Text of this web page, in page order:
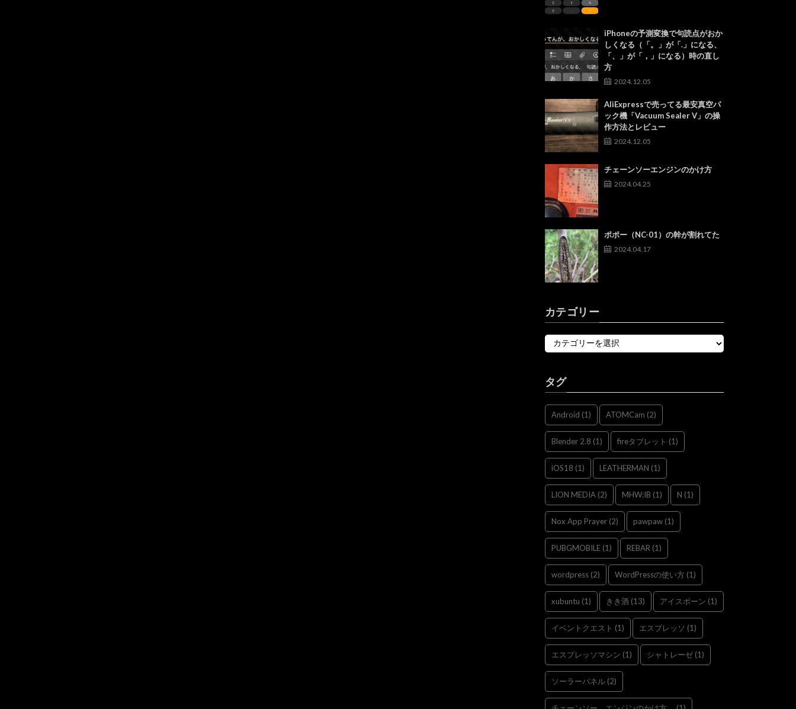
iPhoneの予測変換で句読点がおか
しくなる（「。」が「.」になる、
「、」が「，」になる）時の直し
方
2024.12.05
AliExpressで売ってる最安真空パ
ック機「Vacuum Sealer V」の操
作方法とレビュー
2024.12.05
チェーンソーエンジンのかけ方
2024.04.25
ポポー（NC-01）の幹が割れてた
2024.04.17
カテゴリー
タグ
Android (1) ATOMCam (2)
Blender 2.8 (1) fireタブレット (1)
iOS18 (1) LEATHERMAN (1)
LION MEDIA(2) MHW:IB (1) N (1)
Nox App Prayer(2) pawpaw(1)
PUBGMOBILE(1) REBAR (1)
wordpress(2) WordPressの使い方(1)
xubuntu (1) きき酒(13) アイスボーン (1)
イベントクエスト (1) エスプレッソ (1)
エスプレッソマシン (1) シャトレーゼ(1)
ソーラーパネル(2)